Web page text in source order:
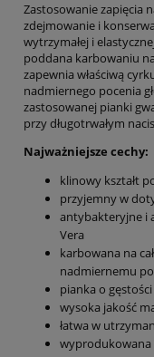
Zastosowanie zapięcia
zdejmowanie i
wytrzymałej i
poddana karbowaniu
zapewnia właściwą
nadmiernego pocenia
zastosowanej pianki
przy długotrwałym
Najważniejsze cechy:
klinowy kształt
przyjemny w
antybakteryjne i
Vera
karbowana na
nadmiernemu
pianka o
wysoka jakość
łatwa w
wyprodukowana